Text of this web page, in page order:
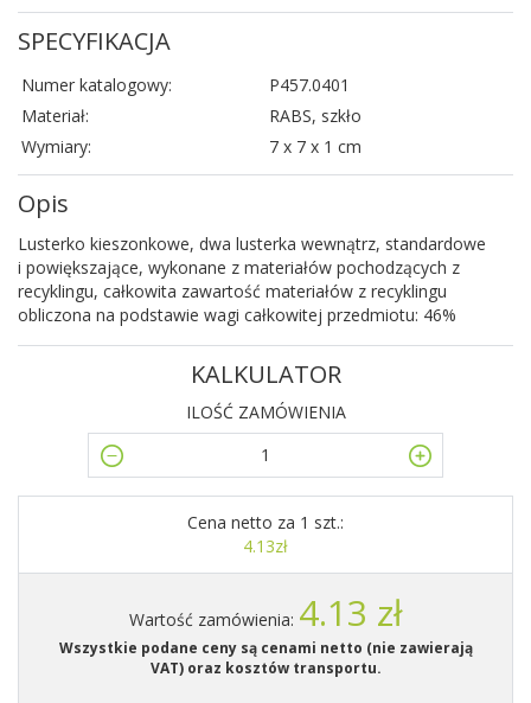
SPECYFIKACJA
Numer katalogowy:
P457.0401
Materiał:
RABS, szkło
Wymiary:
7 x 7 x 1 cm
Opis
Lusterko kieszonkowe, dwa lusterka wewnątrz, standardowe
i powiększające, wykonane z materiałów pochodzących z
recyklingu, całkowita zawartość materiałów z recyklingu
obliczona na podstawie wagi całkowitej przedmiotu: 46%
KALKULATOR
ILOŚĆ ZAMÓWIENIA
Cena netto za 1 szt.:
4.13zł
Wartość zamówienia: 4.13 zł
Wszystkie podane ceny są cenami netto (nie zawierają
VAT) oraz kosztów transportu.